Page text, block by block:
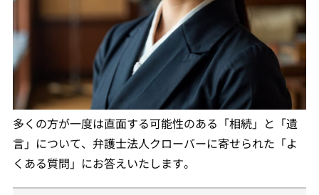
多くの方が一度は直面する可能性のある「相続」と「遺
言」について、弁護士法人クローバーに寄せられた「よ
くある質問」にお答えいたします。